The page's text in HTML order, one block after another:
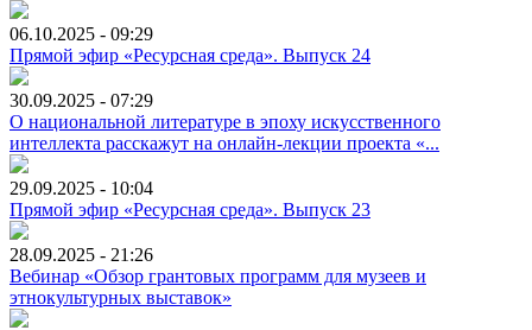
06.10.2025 - 09:29
Прямой эфир «Ресурсная среда». Выпуск 24
30.09.2025 - 07:29
О национальной литературе в эпоху искусственного
интеллекта расскажут на онлайн-лекции проекта «...
29.09.2025 - 10:04
Прямой эфир «Ресурсная среда». Выпуск 23
28.09.2025 - 21:26
Вебинар «Обзор грантовых программ для музеев и
этнокультурных выставок»